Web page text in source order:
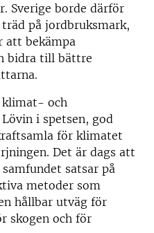
Sverige borde därför
på jordbruksmark,
att bekämpa
bidra till bättre
klimat- och
i spetsen, god
för klimatet
Det är dags att
satsar på
metoder som
hållbar utväg för
skogen och för